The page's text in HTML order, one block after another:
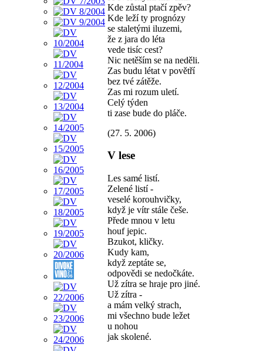
Kde zůstal ptačí zpěv?
Kde leží ty prognózy
se staletými iluzemi,
že z jara do léta
vede tisíc cest?
Nic netěším se na neděli.
Zas budu létat v povětří
bez tvé zátěže.
Zas mi rozum uletí.
Celý týden
ti zase bude do pláče.
(27. 5. 2006)
V lese
Les samé listí.
Zelené listí -
veselé korouhvičky,
když je vítr stále češe.
Přede mnou v letu
houf jepic.
Bzukot, kličky.
Kudy kam,
když zeptáte se,
odpovědi se nedočkáte.
Už zítra se hraje pro jiné.
Už zítra -
a mám velký strach,
mi všechno bude ležet
u nohou
jak skolené.